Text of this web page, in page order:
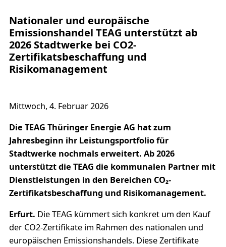
Nationaler und europäische
Emissionshandel TEAG unterstützt ab
2026 Stadtwerke bei CO2-
Zertifikatsbeschaffung und
Risikomanagement
Mittwoch, 4. Februar 2026
Die TEAG Thüringer Energie AG hat zum
Jahresbeginn ihr Leistungsportfolio für
Stadtwerke nochmals erweitert. Ab 2026
unterstützt die TEAG die kommunalen Partner mit
Dienstleistungen in den Bereichen CO₂-
Zertifikatsbeschaffung und Risikomanagement.
Erfurt. Die TEAG kümmert sich konkret um den Kauf
der CO2-Zertifikate im Rahmen des nationalen und
europäischen Emissionshandels. Diese Zertifikate